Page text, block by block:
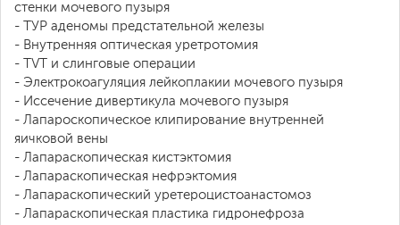
стенки мочевого пузыря
- ТУР аденомы предстательной железы
- Внутренняя оптическая уретротомия
- TVT и слинговые операции
- Электрокоагуляция лейкоплакии мочевого пузыря
- Иссечение дивертикула мочевого пузыря
- Лапароскопическое клипирование внутренней
яичковой вены
- Лапараскопическая кистэктомия
- Лапараскопическая нефрэктомия
- Лапараскопический уретероцистоанастомоз
- Лапараскопическая пластика гидронефроза